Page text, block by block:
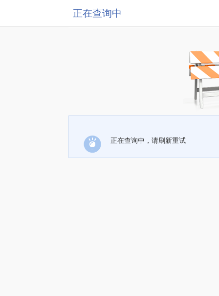
正在查询中
正在查询中，请刷新重试